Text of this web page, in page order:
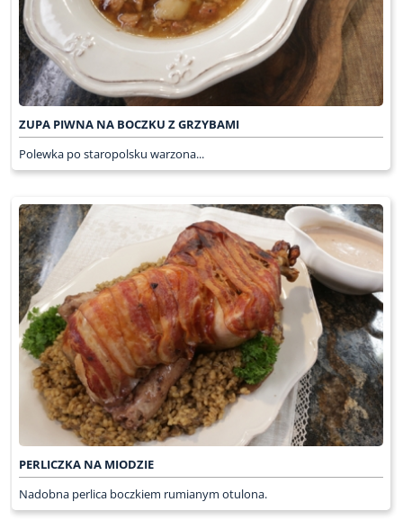
ZUPA PIWNA NA BOCZKU Z GRZYBAMI
Polewka po staropolsku warzona...
PERLICZKA NA MIODZIE
Nadobna perlica boczkiem rumianym otulona.